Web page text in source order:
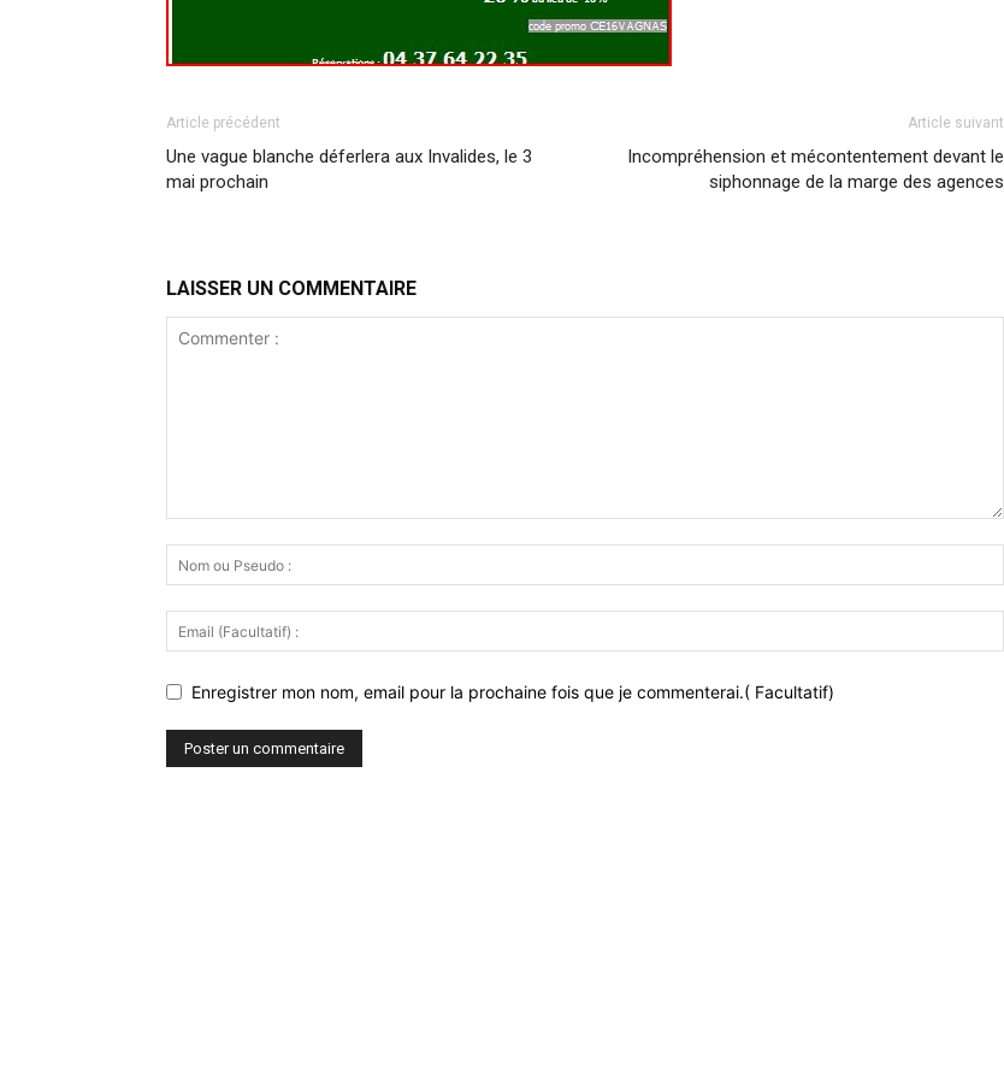
Article précédent
Une vague blanche déferlera aux Invalides, le 3
mai prochain
Article suivant
Incompréhension et mécontentement devant le
siphonnage de la marge des agences
LAISSER UN COMMENTAIRE
Enregistrer mon nom, email pour la prochaine fois que je commenterai.( Facultatif)